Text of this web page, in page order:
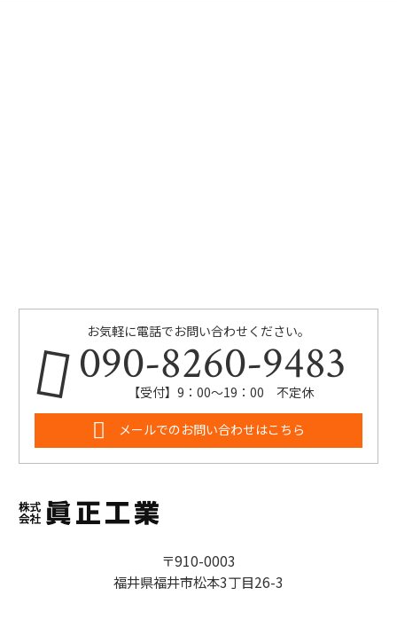
お気軽に電話でお問い合わせください。
090-8260-9483
【受付】9：00～19：00 不定休
メールでのお問い合わせはこちら
〒910-0003
福井県福井市松本3丁目26-3